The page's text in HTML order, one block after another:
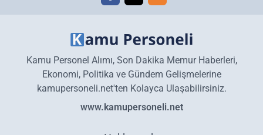
Kamu Personel Alımı, Son Dakika Memur Haberleri,
Ekonomi, Politika ve Gündem Gelişmelerine
kamupersoneli.net'ten Kolayca Ulaşabilirsiniz.
www.kamupersoneli.net